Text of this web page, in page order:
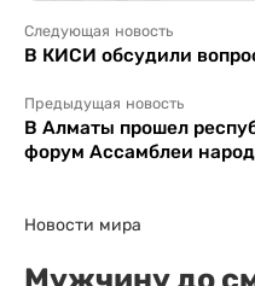
Следующая новость
В КИСИ обсудили
Предыдущая новость
В Алматы прошел
форум Ассамблеи
Новости мира